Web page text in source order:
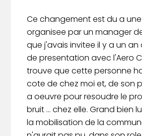
Ce changement est du a
organisee par un manager
que j'avais invitee il y a un an
de presentation avec l'Aero
trouve que cette personne
cote de chez moi et, de son
a oeuvre pour resoudre le
bruit ... chez elle. Grand bien
la mobilisation de la